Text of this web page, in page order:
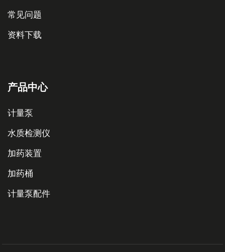
常见问题
资料下载
产品中心
计量泵
水质检测仪
加药装置
加药桶
计量泵配件